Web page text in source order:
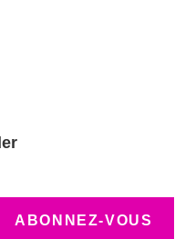
ABONNEZ-VOUS